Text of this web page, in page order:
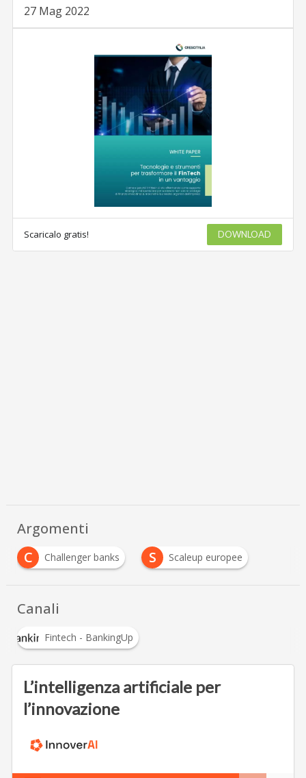
27 Mag 2022
Scaricalo gratis! DOWNLOAD
Argomenti
C
Challenger banks S Scaleup europee
Canali
Fintech - BankingUp
L’intelligenza artificiale per
l’innovazione